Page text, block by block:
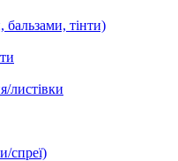
бальзами, тінти)
листівки
спреї)